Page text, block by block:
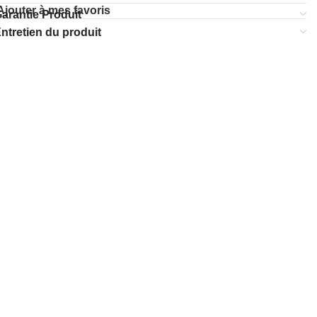
à mes favoris
Produit
du produit